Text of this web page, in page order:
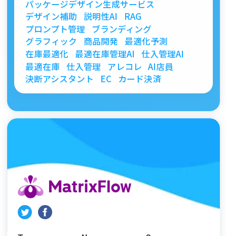
パッケージデザイン生成サービス
デザイン補助 説明性AI
RAG
プロンプト管理
ブランディング
グラフィック
商品開発
最適化予測
在庫最適化 最適在庫管理AI
仕入管理AI
最適在庫 仕入管理 アレコレ AI店員
決断アシスタント
EC カード決済